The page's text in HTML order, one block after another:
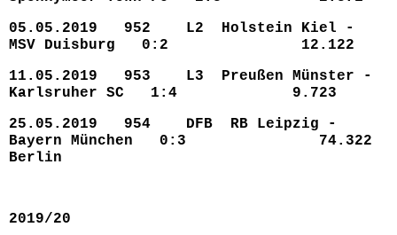
05.05.2019 952 L2 Holstein Kiel -
MSV Duisburg 0:2 12.122
11.05.2019 953 L3 Preußen Münster -
Karlsruher SC 1:4 9.723
25.05.2019 954 DFB RB Leipzig -
Bayern München 0:3 74.322
Berlin
2019/20